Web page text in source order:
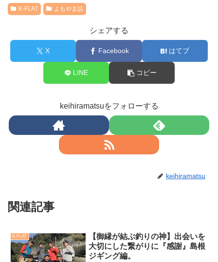
K-FLAT よもやま話
シェアする
X Facebook はてブ
LINE コピー
keihiramatsuをフォローする
keihiramatsu
関連記事
K-FLAT
【御縁が結ぶ釣りの神】出会いを
大切にした繋がりに『感謝』島根
ジギング編。